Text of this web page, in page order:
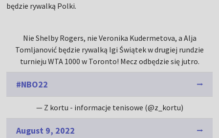
będzie rywalką Polki.
Nie Shelby Rogers, nie Veronika Kudermetova, a Alja
Tomljanović będzie rywalką Igi Świątek w drugiej rundzie
turnieju WTA 1000 w Toronto! Mecz odbędzie się jutro.
#NBO22
— Z kortu - informacje tenisowe (@z_kortu)
August 9, 2022